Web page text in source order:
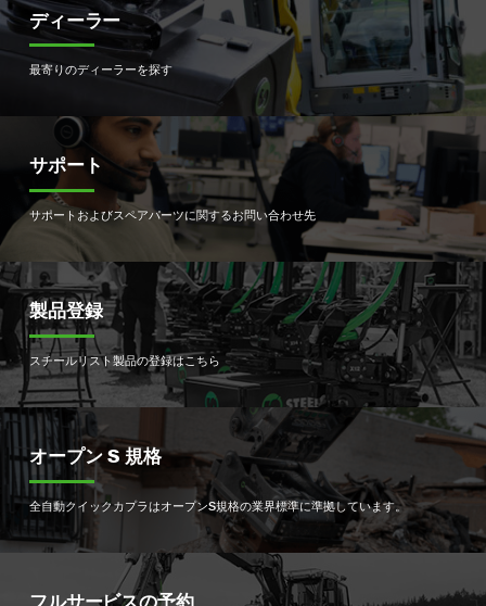
ディーラー
最寄りのディーラーを探す
サポート
サポートおよびスペアパーツに関するお問い合わせ先
製品登録
スチールリスト製品の登録はこちら
オープン S 規格
全自動クイックカプラはオープンS規格の業界標準に準拠しています。